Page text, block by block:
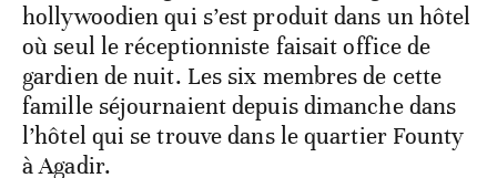
hollywoodien qui s’est produit dans un hôtel
où seul le réceptionniste faisait office de
gardien de nuit. Les six membres de cette
famille séjournaient depuis dimanche dans
l’hôtel qui se trouve dans le quartier Founty
à Agadir.